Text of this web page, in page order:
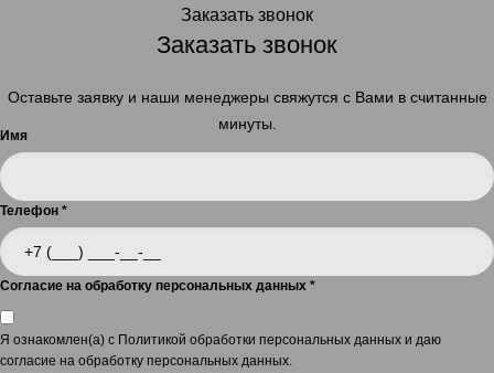
Заказать звонок
Заказать звонок
Оставьте заявку и наши менеджеры свяжутся с Вами в считанные
минуты.
Имя
Телефон *
Согласие на обработку персональных данных *
Я ознакомлен(а) с Политикой обработки персональных данных и даю
согласие на обработку персональных данных